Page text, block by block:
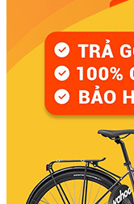
Đùi
Gạt
Líp
HỆ
Lốp
Nan
HỆ